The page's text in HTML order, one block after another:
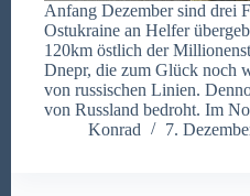
Anfang Dezember sind drei
Ostukraine an Helfer
120km östlich der
Dnepr, die zum Glück noch
von russischen Linien.
von Russland bedroht. Im
Konrad
7.